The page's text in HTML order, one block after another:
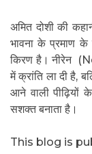
अमित दोशी की
भावना के प्रमाण
किरण है। नीरेन
में क्रांति ला दी है,
आने वाली पीढ़ियों
सशक्त बनाता है।
This blog is